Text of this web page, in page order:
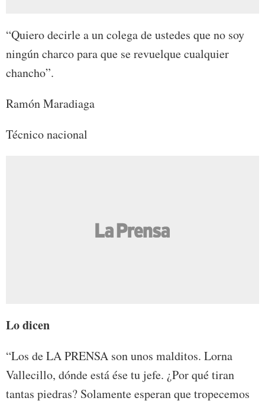
“Quiero decirle a un colega de ustedes que no soy
ningún charco para que se revuelque cualquier
chancho”.
Ramón Maradiaga
Técnico nacional
Lo dicen
“Los de LA PRENSA son unos malditos. Lorna
Vallecillo, dónde está ése tu jefe. ¿Por qué tiran
tantas piedras? Solamente esperan que tropecemos